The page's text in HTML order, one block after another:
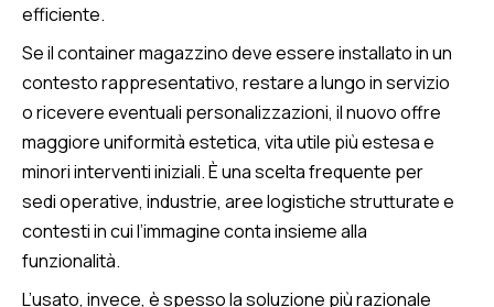
efficiente.
Se il container magazzino deve essere installato in un
contesto rappresentativo, restare a lungo in servizio
o ricevere eventuali personalizzazioni, il nuovo offre
maggiore uniformità estetica, vita utile più estesa e
minori interventi iniziali. È una scelta frequente per
sedi operative, industrie, aree logistiche strutturate e
contesti in cui l’immagine conta insieme alla
funzionalità.
L’usato, invece, è spesso la soluzione più razionale